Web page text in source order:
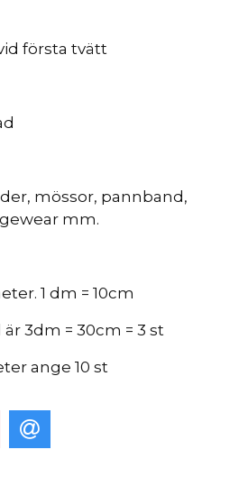
första tvätt
mössor, pannband,
mm.
1 dm = 10cm
3dm = 30cm = 3 st
ange 10 st